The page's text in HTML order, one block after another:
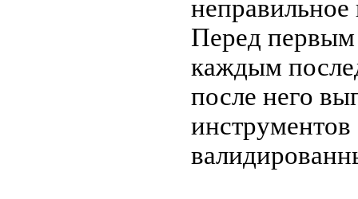
Перед
каждым
после него